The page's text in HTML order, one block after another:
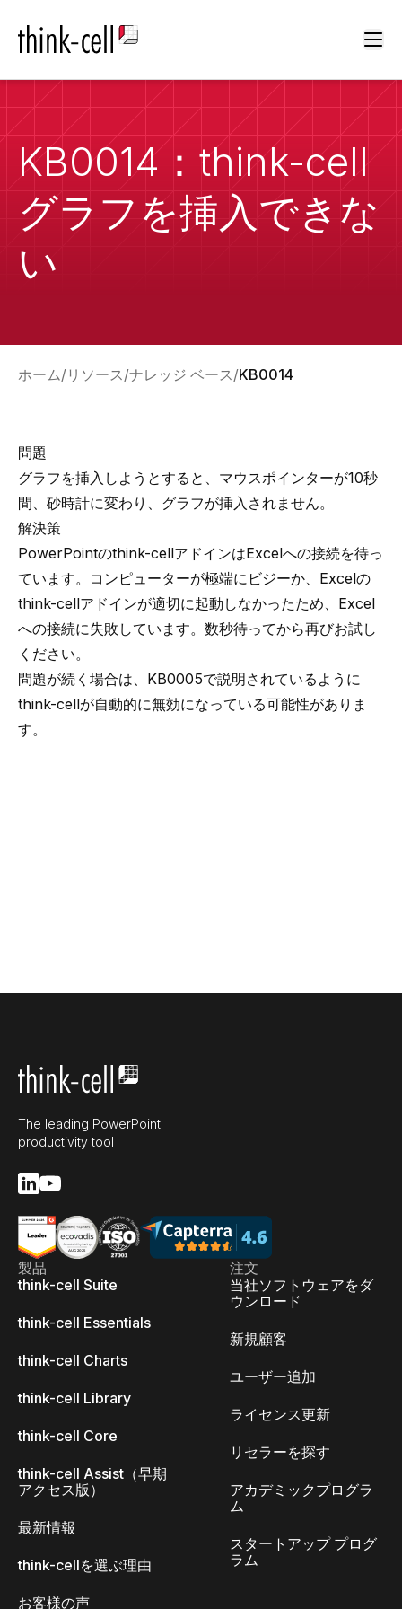
KB0014：think-cell
グラフを挿入できな
い
ホーム リソース ナレッジ ベース KB0014
問題
グラフを挿入しようとすると、マウスポインターが10秒
間、砂時計に変わり、グラフが挿入されません。
解決策
PowerPointのthink-cellアドインはExcelへの接続を待っ
ています。コンピューターが極端にビジーか、Excelの
think-cellアドインが適切に起動しなかったため、Excel
への接続に失敗しています。数秒待ってから再びお試し
ください。
問題が続く場合は、 KB0005で説明されているように
think-cellが自動的に無効になっている可能性がありま
す。
The leading PowerPoint
productivity tool
製品
think-cell Suite
think-cell Essentials
think-cell Charts
think-cell Library
think-cell Core
think-cell Assist（早期
アクセス版）
最新情報
think-cellを選ぶ理由
お客様の声
注文
当社ソフトウェアをダ
ウンロード
新規顧客
ユーザー追加
ライセンス更新
リセラーを探す
アカデミックプログラ
ム
スタートアップ プログ
ラム